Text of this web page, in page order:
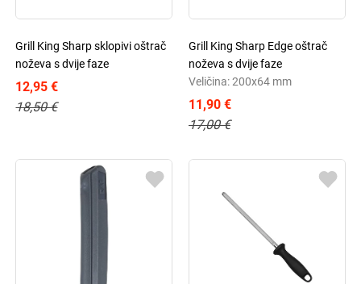
Grill King Sharp sklopivi oštrač
noževa s dvije faze
12,95 €
18,50 €
Grill King Sharp Edge oštrač
noževa s dvije faze
Veličina: 200x64 mm
11,90 €
17,00 €